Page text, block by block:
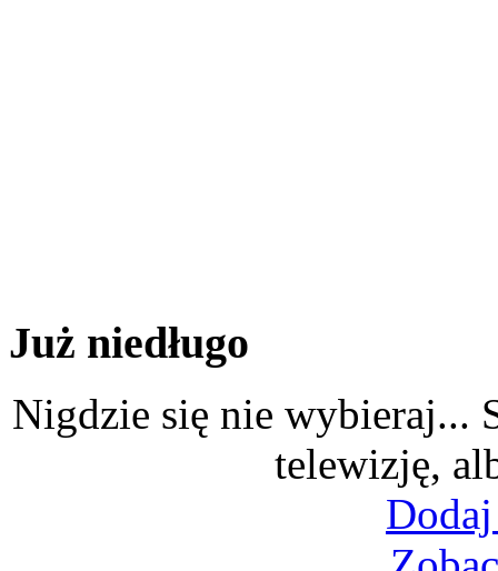
Już niedługo
Nigdzie się nie wybieraj...
telewizję,